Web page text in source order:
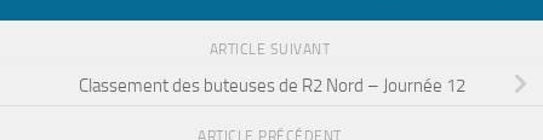
ARTICLE SUIVANT
Classement des buteuses de R2 Nord – Journée 12